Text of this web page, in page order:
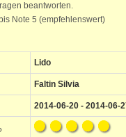
beantworten.
Note 5 (empfehlenswert)
Lido
Faltin Silvia
2014-06-20 - 2014-06-